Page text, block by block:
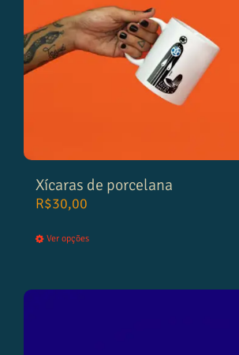
Xícaras de porcelana
R$30,00
Ver opções